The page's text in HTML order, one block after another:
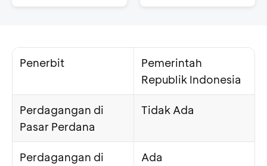
Penerbit
Pemerintah
Republik Indonesia
Perdagangan di
Pasar Perdana
Tidak Ada
Perdagangan di
Ada